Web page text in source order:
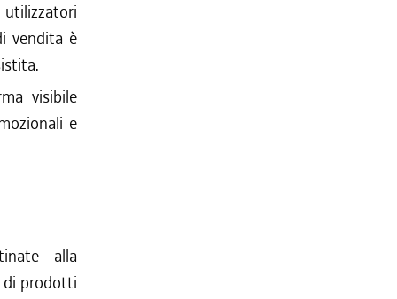
vendita è
visibile
e
alla
di prodotti